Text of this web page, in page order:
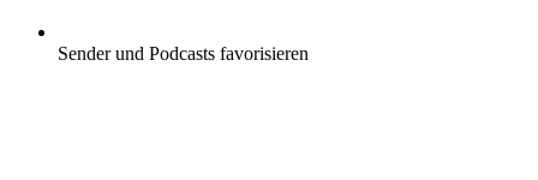
Sender und Podcasts favorisieren